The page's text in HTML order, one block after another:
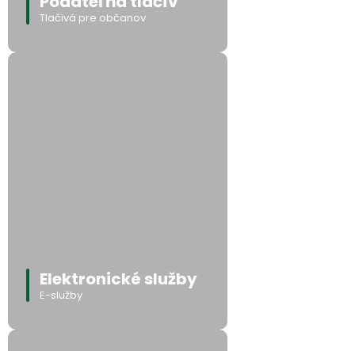
Tlačivá pre občanov
Elektronické služby
E-služby